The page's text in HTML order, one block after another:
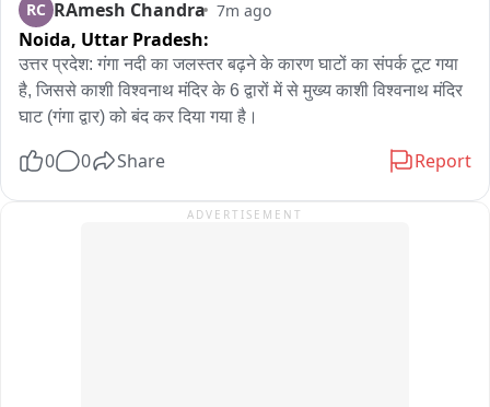
है। वायरल वीडियो के संबंध में—जिसे पैलेट गन समझा जा रहा है, वह असल
में पेंटबॉल गन है यह नरम, रंगीन गेंदें चलाती है जिनका इस्तेमाल उपद्रवियों
को चिह्नित करने और उनकी पहचान करने के लिए किया जाता है। यह पैलेट
गन नहीं है...
RC RAmesh Chandra 7m ago
Noida, Uttar Pradesh:
उत्तर प्रदेश: गंगा नदी का जलस्तर बढ़ने के कारण घाटों का संपर्क टूट गया
है, जिससे काशी विश्वनाथ मंदिर के 6 द्वारों में से मुख्य काशी विश्वनाथ मंदिर
घाट (गंगा द्वार) को बंद कर दिया गया है।
0 0 Share Report
ADVERTISEMENT